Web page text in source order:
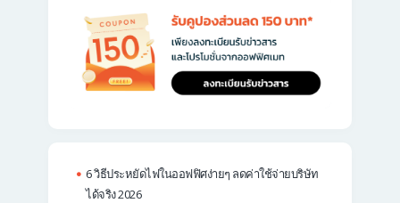
6 วิธีประหยัดไฟในออฟฟิศง่ายๆ ลดค่าใช้จ่ายบริษัท
ได้จริง 2026